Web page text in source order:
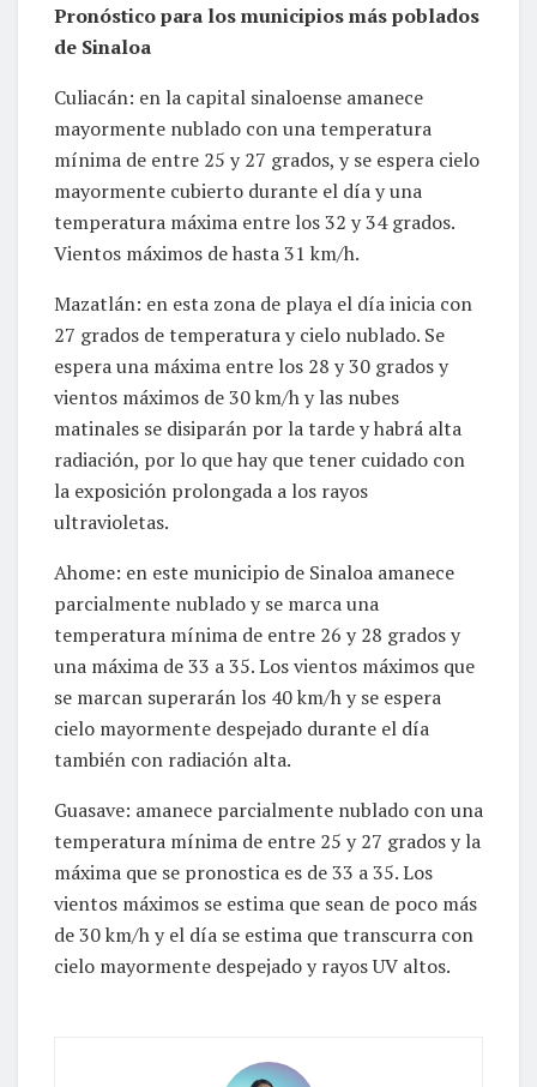
Pronóstico para los municipios más poblados
de Sinaloa
Culiacán: en la capital sinaloense amanece
mayormente nublado con una temperatura
mínima de entre 25 y 27 grados, y se espera cielo
mayormente cubierto durante el día y una
temperatura máxima entre los 32 y 34 grados.
Vientos máximos de hasta 31 km/h.
Mazatlán: en esta zona de playa el día inicia con
27 grados de temperatura y cielo nublado. Se
espera una máxima entre los 28 y 30 grados y
vientos máximos de 30 km/h y las nubes
matinales se disiparán por la tarde y habrá alta
radiación, por lo que hay que tener cuidado con
la exposición prolongada a los rayos
ultravioletas.
Ahome: en este municipio de Sinaloa amanece
parcialmente nublado y se marca una
temperatura mínima de entre 26 y 28 grados y
una máxima de 33 a 35. Los vientos máximos que
se marcan superarán los 40 km/h y se espera
cielo mayormente despejado durante el día
también con radiación alta.
Guasave: amanece parcialmente nublado con una
temperatura mínima de entre 25 y 27 grados y la
máxima que se pronostica es de 33 a 35. Los
vientos máximos se estima que sean de poco más
de 30 km/h y el día se estima que transcurra con
cielo mayormente despejado y rayos UV altos.